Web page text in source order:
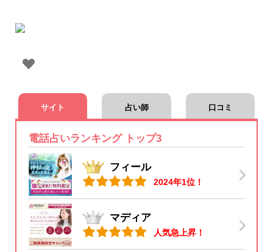
サイト 占い師 口コミ
電話占いランキング トップ3
フィール
2024年1位！
マディア
人気急上昇！